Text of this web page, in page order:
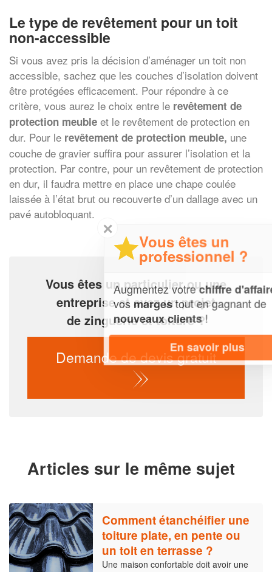
Le type de revêtement pour un toit
non-accessible
Si vous avez pris la décision d’aménager un toit non
accessible, sachez que les couches d’isolation doivent
être protégées efficacement. Pour répondre à ce
critère, vous aurez le choix entre le revêtement de
protection meuble et le revêtement de protection en
dur. Pour le revêtement de protection meuble, une
couche de gravier suffira pour assurer l’isolation et la
protection. Par contre, pour un revêtement de protection
en dur, il faudra mettre en place une chape coulée
laissée à l’état brut ou recouverte d’un dallage avec un
pavé autobloquant.
Vous êtes un particulier ou une
entreprise et avez un projet
de zinguerie et toiture ?
Demande de devis gratuit
Articles sur le même sujet
Comment étanchéifier une
toiture plate, en pente ou
un toit en terrasse ?
Une maison confortable doit avoir une
Vous êtes un
professionnel ?
Augmentez votrechiffre d'affaireset
vosmarges tout en gagnant de
nouveaux clients!
En savoir plus